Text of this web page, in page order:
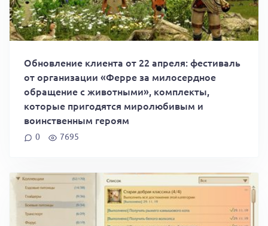
Обновление клиента от 22 апреля: фестиваль
от организации «Ферре за милосердное
обращение с животными», комплекты,
которые пригодятся миролюбивым и
воинственным героям
0 7695